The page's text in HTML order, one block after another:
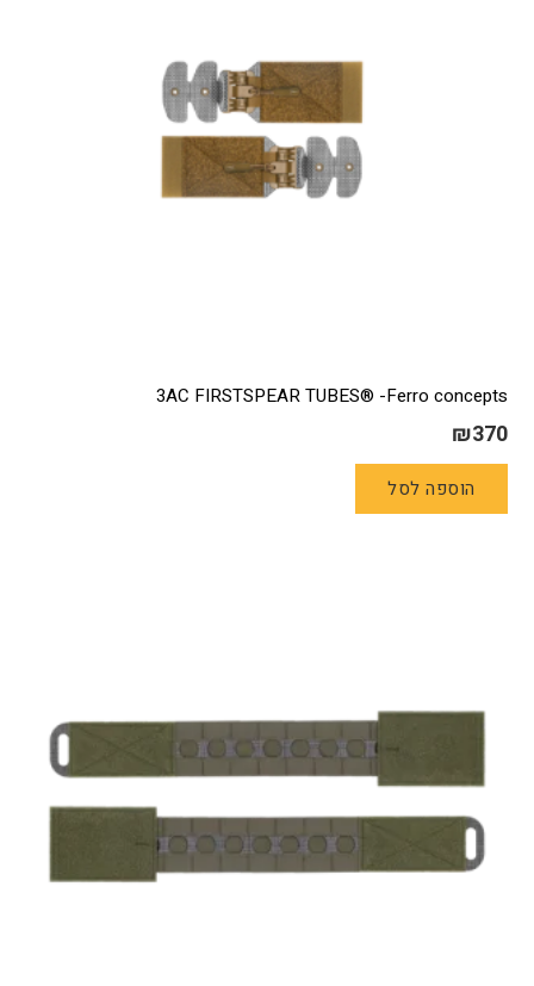
בעמוד
המוצר
3AC FIRSTSPEAR TUBES® -Ferro concepts
₪370
הוספה לסל